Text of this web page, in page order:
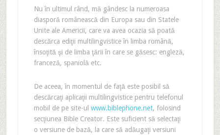
Nu în ultimul rând, mă gândesc la numeroasa
diasporă românească din Europa sau din Statele
Unite ale Americii, care va avea ocazia să poată
descărca ediţii multilingvistice în limba română,
însoţită şi de limba ţării în care se găsesc: engleză,
franceză, spaniolă etc.
De aceea, în momentul de faţă este posibil să
descărcaţi aplicaţii multilingvistice pentru telefonul
mobil de pe site-ul www.biblephone.net, folosind
secţiunea Bible Creator. Este suficient să selectaţi
o versiune de bază, la care să adăugaţi versiuni